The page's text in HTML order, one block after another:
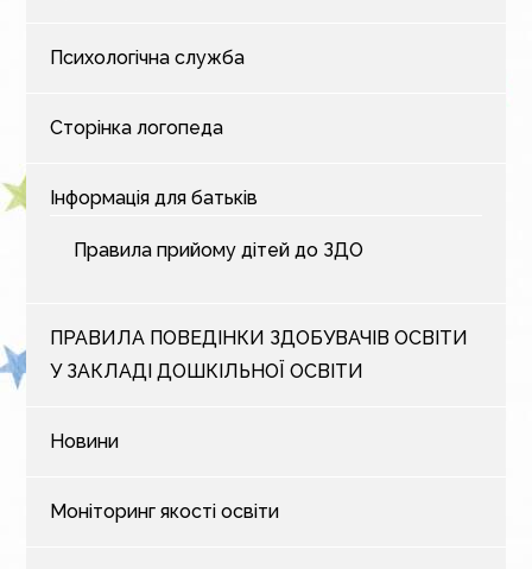
Психологічна служба
Сторінка логопеда
Інформація для батьків
Правила прийому дітей до ЗДО
ПРАВИЛА ПОВЕДІНКИ ЗДОБУВАЧІВ ОСВІТИ
У ЗАКЛАДІ ДОШКІЛЬНОЇ ОСВІТИ
Новини
Моніторинг якості освіти